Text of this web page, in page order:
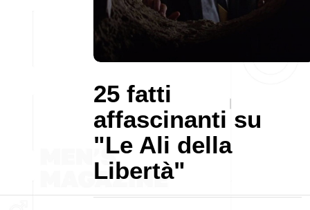
25 fatti
affascinanti su
"Le Ali della
Libertà"